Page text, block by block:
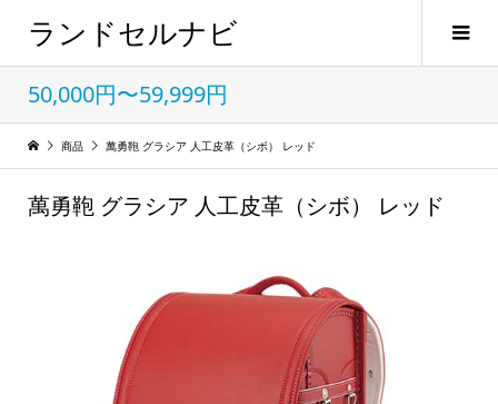
ランドセルナビ
50,000円〜59,999円
商品 萬勇鞄 グラシア 人工皮革（シボ） レッド
萬勇鞄 グラシア 人工皮革（シボ） レッド